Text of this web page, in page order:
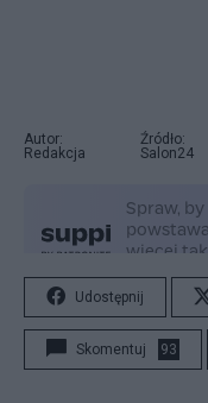
Autor:
Redakcja
Źródło:
Salon24
Udostępnij
Skomentuj 93